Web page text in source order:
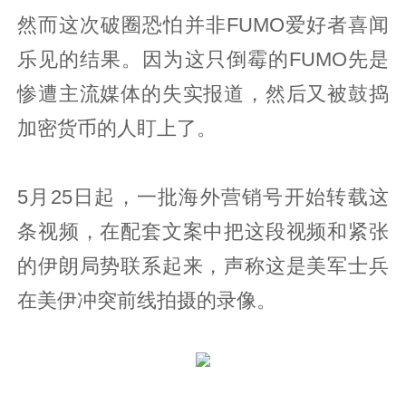
然而这次破圈恐怕并非FUMO爱好者喜闻
乐见的结果。因为这只倒霉的FUMO先是
惨遭主流媒体的失实报道，然后又被鼓捣
加密货币的人盯上了。
5月25日起，一批海外营销号开始转载这
条视频，在配套文案中把这段视频和紧张
的伊朗局势联系起来，声称这是美军士兵
在美伊冲突前线拍摄的录像。